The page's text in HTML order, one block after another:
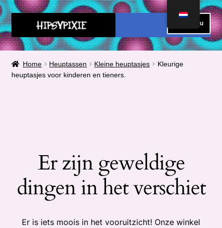
Ga
door
naar
Ga
direct
naar
inhoud
Menu
HOME
FAQ
CONTACT
SHOP
Home Heuptassen Kleine heuptasjes
Kleurige
heuptasjes voor kinderen en tieners.
Er zijn geweldige
dingen in het verschiet
Er is iets moois in het vooruitzicht! Onze winkel